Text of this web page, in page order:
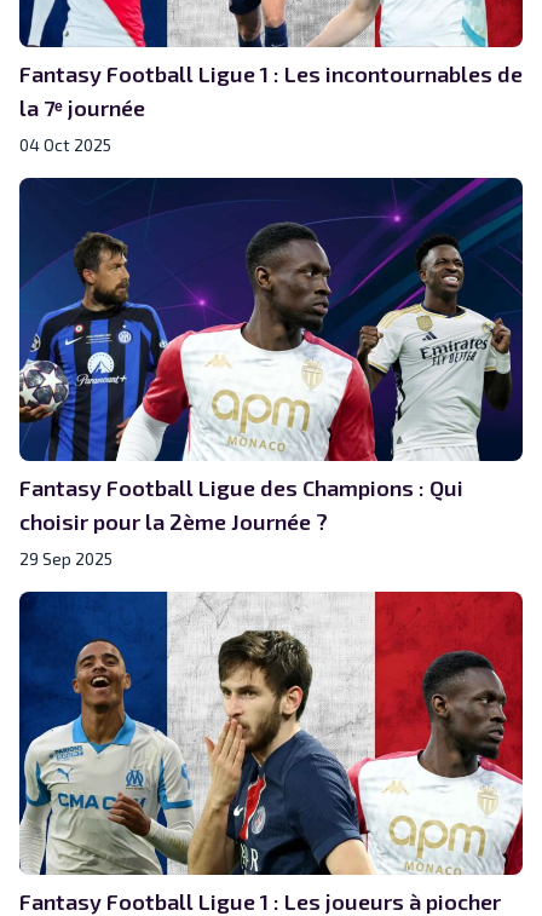
Fantasy Football Ligue 1 : Les incontournables de
la 7ᵉ journée
04 Oct 2025
Fantasy Football Ligue des Champions : Qui
choisir pour la 2ème Journée ?
29 Sep 2025
Fantasy Football Ligue 1 : Les joueurs à piocher